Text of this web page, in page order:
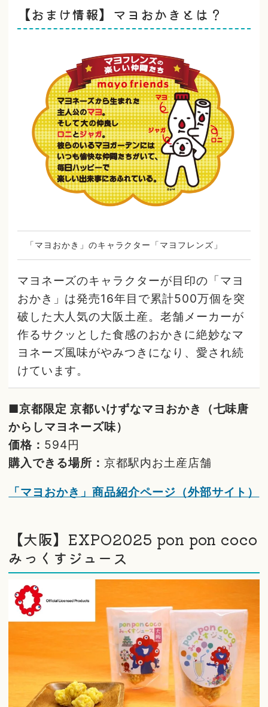
【おまけ情報】マヨおかきとは？
「マヨおかき」のキャラクター「マヨフレンズ」
マヨネーズのキャラクターが目印の「マヨ
おかき」は発売16年目で累計500万個を突
破した大人気の大阪土産。老舗メーカーが
作るサクッとした食感のおかきに絶妙なマ
ヨネーズ風味がやみつきになり、愛され続
けています。
■京都限定 京都いけずなマヨおかき（七味唐
からしマヨネーズ味）
価格： 594円
購入できる場所： 京都駅内お土産店舗
「マヨおかき」商品紹介ページ（外部サイト）
【大阪】EXPO2025 pon pon coco
みっくすジュース